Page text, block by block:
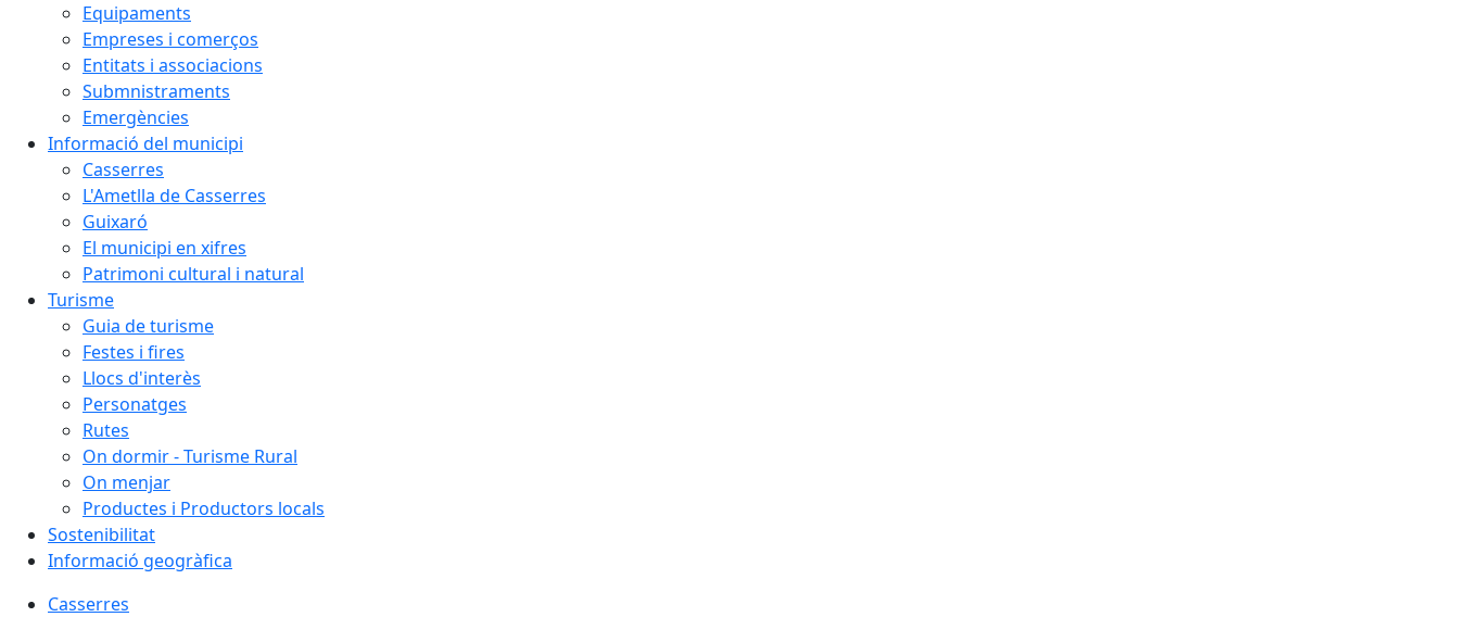
Equipaments
Empreses i comerços
Entitats i associacions
Submnistraments
Emergències
Informació del municipi
Casserres
L'Ametlla de Casserres
Guixaró
El municipi en xifres
Patrimoni cultural i natural
Turisme
Guia de turisme
Festes i fires
Llocs d'interès
Personatges
Rutes
On dormir - Turisme Rural
On menjar
Productes i Productors locals
Sostenibilitat
Informació geogràfica
Casserres